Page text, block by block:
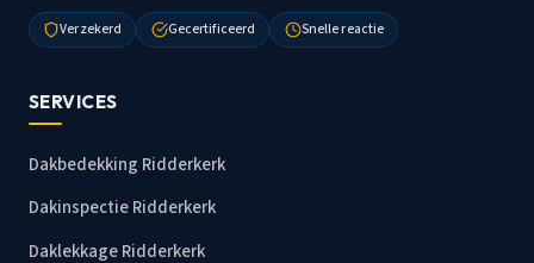
Verzekerd Gecertificeerd Snelle reactie
SERVICES
Dakbedekking Ridderkerk
Dakinspectie Ridderkerk
Daklekkage Ridderkerk